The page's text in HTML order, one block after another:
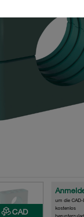
CAD
um die CAD-
kostenlos